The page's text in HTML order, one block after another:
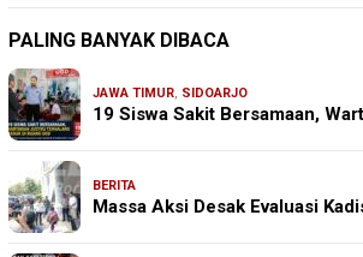
PALING BANYAK DIBACA
JAWA TIMUR, SIDOARJO
19 Siswa Sakit Bersamaan,
BERITA
Massa Aksi Desak Evaluasi